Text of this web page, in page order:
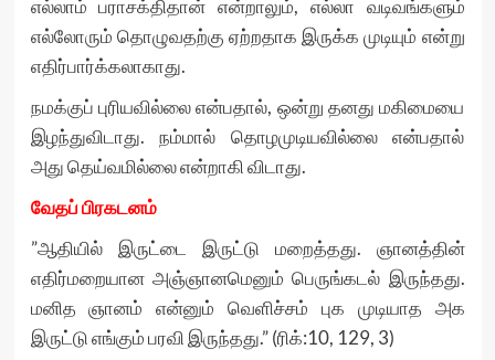
எல்லாம் பராசக்திதான் என்றாலும், எல்லா வடிவங்களும்
எல்லோரும் தொழுவதற்கு ஏற்றதாக இருக்க முடியும் என்று
எதிர்பார்க்கலாகாது.
நமக்குப் புரியவில்லை என்பதால், ஒன்று தனது மகிமையை
இழந்துவிடாது. நம்மால் தொழமுடியவில்லை என்பதால்
அது தெய்வமில்லை என்றாகி விடாது.
வேதப் பிரகடனம்
”ஆதியில் இருட்டை இருட்டு மறைத்தது. ஞானத்தின்
எதிர்மறையான அஞ்ஞானமெனும் பெருங்கடல் இருந்தது.
மனித ஞானம் என்னும் வெளிச்சம் புக முடியாத அக
இருட்டு எங்கும் பரவி இருந்தது.” (ரிக்:10, 129, 3)